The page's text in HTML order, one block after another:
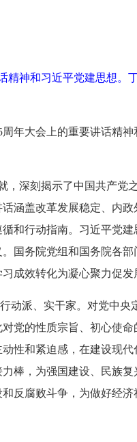
精神和习近平党建思想。
年大会上的重要讲话精神
，深刻揭示了中国共产党
涵盖改革发展稳定、内
和行动指南。习近平党
国务院党组和国务院各部
成效转化为凝心聚力促发
动派、实干家。对党中央
党的性质宗旨、初心使命
性和紧迫感，在建设现
棒，为强国建设、民族复
反腐败斗争，为做好经